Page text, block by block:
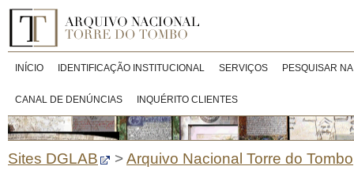
INÍCIO IDENTIFICAÇÃO INSTITUCIONAL SERVIÇOS PESQUISAR
CANAL DE DENÚNCIAS INQUÉRITO CLIENTES
Sites DGLAB >Arquivo Nacional Torre do Tombo